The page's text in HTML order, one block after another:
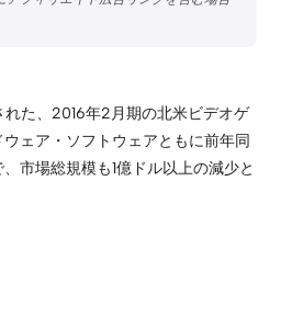
た、2016年2月期の北米ビデオゲ
ェア・ソフトウェアともに前年同
市場総規模も1億ドル以上の減少と